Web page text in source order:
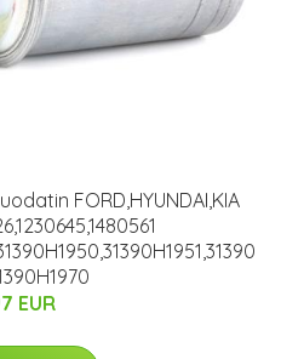
FORD,HYUNDAI,KIA
EUR